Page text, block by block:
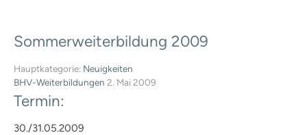
Informationsmaterial
Literaturempfehlungen
Welpen
Junghund / Pubertät
Sommerweiterbildung 2009
Hauptkategorie: Neuigkeiten
BHV-Weiterbildungen 2. Mai 2009
Termin:
30./31.05.2009